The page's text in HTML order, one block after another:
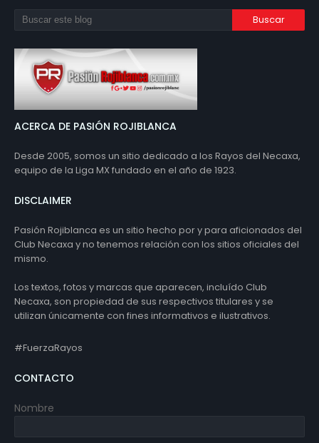
ACERCA DE PASIÓN ROJIBLANCA
Desde 2005, somos un sitio dedicado a los Rayos del Necaxa,
equipo de la Liga MX fundado en el año de 1923.
DISCLAIMER
Pasión Rojiblanca es un sitio hecho por y para aficionados del
Club Necaxa y no tenemos relación con los sitios oficiales del
mismo.
Los textos, fotos y marcas que aparecen, incluído Club
Necaxa, son propiedad de sus respectivos titulares y se
utilizan únicamente con fines informativos e ilustrativos.
#FuerzaRayos
CONTACTO
Nombre